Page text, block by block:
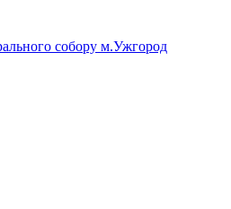
собору м.Ужгород